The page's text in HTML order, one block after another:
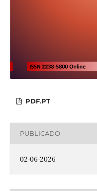
PDF.PT
PUBLICADO
02-06-2026